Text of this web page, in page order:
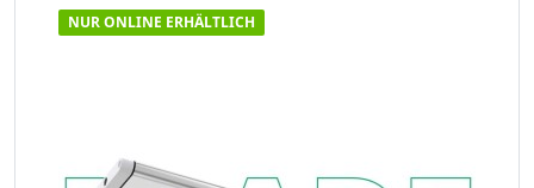
NUR ONLINE ERHÄLTLICH